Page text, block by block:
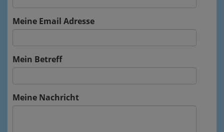
Meine Email Adresse
Mein Betreff
Meine Nachricht